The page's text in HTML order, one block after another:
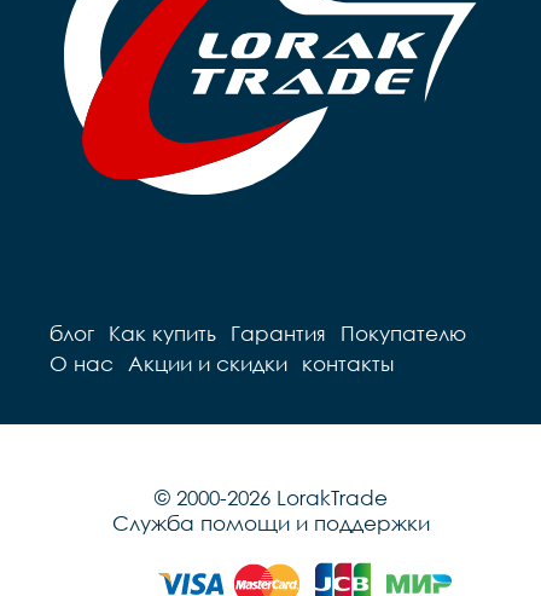
блог Как купить Гарантия
Покупателю
О нас
Акции и скидки контакты
© 2000-2026 LorakTrade
Служба помощи и поддержки